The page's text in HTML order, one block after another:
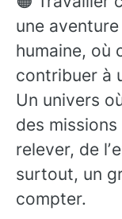
une
humaine, où
contribuer à
Un univers
des
relever, de
surtout, un
compter.